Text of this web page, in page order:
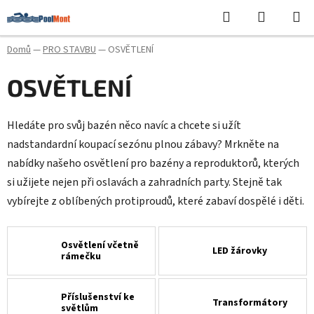
na
obsah
Hledat
KOŠÍK
Domů—PRO STAVBU— OSVĚTLENÍ
OSVĚTLENÍ
Hledáte pro svůj bazén něco navíc a chcete si užít
nadstandardní koupací sezónu plnou zábavy? Mrkněte na
nabídky našeho osvětlení pro bazény a reproduktorů, kterých
si užijete nejen při oslavách a zahradních party. Stejně tak
vybírejte z oblíbených protiproudů, které zabaví dospělé i děti.
Osvětlení včetně
rámečku
LED žárovky
Příslušenství ke
světlům
Transformátory